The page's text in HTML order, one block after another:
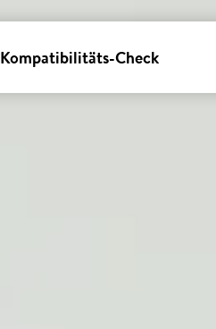
Kompatibilitäts-Check